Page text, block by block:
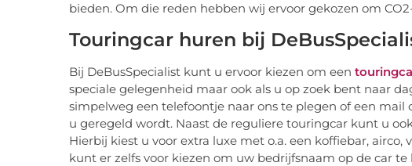
bieden. Om die reden hebben wij ervoor gekozen om
Touringcar huren bij
Bij DeBusSpecialist kunt u ervoor kiezen om een
speciale gelegenheid maar ook als u op zoek bent naar
simpelweg een telefoontje naar ons te plegen of een mail
u geregeld wordt. Naast de reguliere touringcar kunt u
Hierbij kiest u voor extra luxe met o.a. een koffiebar,
kunt er zelfs voor kiezen om uw bedrijfsnaam op de car